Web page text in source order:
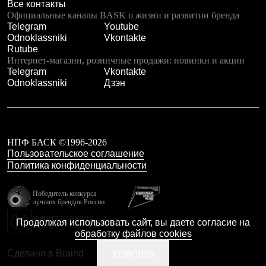
Чуни
Уход за обувью
Аксессуары
Головные уборы
Шапки
Балаклавы и маски
Кепки и бейсболки
Рукавицы
Носки
Полезные аксессуары
Ремни
Шевроны
Термоковрики
В Арктику
Коллекции
Все контакты
Официальные каналы BASK о жизни и развитии бренда
Telegram
Youtube
Odnoklassniki
Vkontakte
Rutube
Интернет-магазин, розничные продажи: новинки и акции
Telegram
Vkontakte
Odnoklassniki
Дзэн
НПФ БАСК ©1996-2026
Пользовательское соглашение
Политика конфиденциальности
Победитель конкурса
лучших брендов России
Калибр
Сделано в Braind
Продолжая использовать сайт, вы даете согласие на
обработку файлов cookies